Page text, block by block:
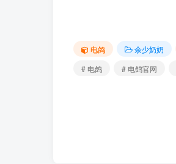
电鸽 余少奶奶
# 电鸽
# 电鸽官网